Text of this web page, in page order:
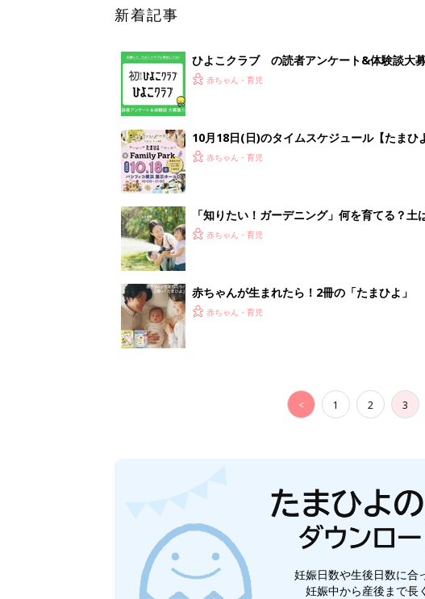
新着記事
ひよこクラブ の読者アンケート&体験談大募
赤ちゃん・育児
10月18日(日)のタイムスケジュール【たまひ
赤ちゃん・育児
「知りたい！ガーデニング」何を育てる？土
赤ちゃん・育児
赤ちゃんが生まれたら！2冊の「たまひよ」
赤ちゃん・育児
< 1 2 3
妊娠日数や生後日数に合
妊娠中から産後まで長